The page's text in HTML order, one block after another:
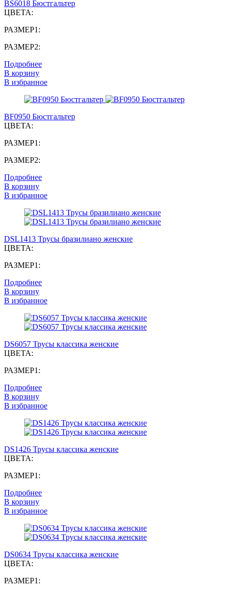
BS6018 Бюстгальтер
ЦВЕТА:
РАЗМЕР1:
РАЗМЕР2:
Подробнее
В корзину
В избранное
BF0950 Бюстгальтер
ЦВЕТА:
РАЗМЕР1:
РАЗМЕР2:
Подробнее
В корзину
В избранное
DSL1413 Трусы бразилиано женские
ЦВЕТА:
РАЗМЕР1:
Подробнее
В корзину
В избранное
DS6057 Трусы классика женские
ЦВЕТА:
РАЗМЕР1:
Подробнее
В корзину
В избранное
DS1426 Трусы классика женские
ЦВЕТА:
РАЗМЕР1:
Подробнее
В корзину
В избранное
DS0634 Трусы классика женские
ЦВЕТА:
РАЗМЕР1: